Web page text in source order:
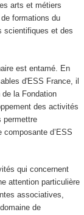
arts et métiers
formations du
scientifiques et des
est entamé. En
d'ESS France, il
la Fondation
des activités
permettre
composante d’ESS
qui concernent
attention particulière
associatives,
de